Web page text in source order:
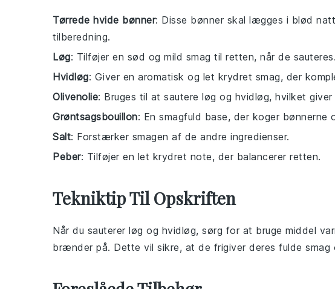
Tørrede hvide bønner: Disse bønner skal lægges i blød
tilberedning.
Løg: Tilføjer en sød og mild smag til retten, når de sauteres.
Hvidløg: Giver en aromatisk og let krydret smag, der
Olivenolie: Bruges til at sautere løg og hvidløg, hvilket giver
Grøntsagsbouillon: En smagfuld base, der koger
Salt: Forstærker smagen af de andre ingredienser.
Peber: Tilføjer en let krydret note, der balancerer retten.
Tekniktip Til Opskriften
Når du sauterer løg og hvidløg, sørg for at bruge middel
brænder på. Dette vil sikre, at de frigiver deres fulde smag